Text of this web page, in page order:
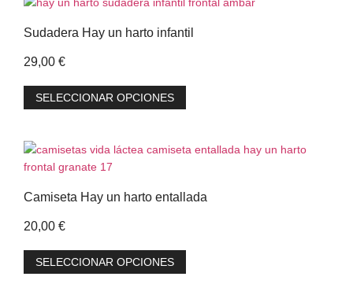
Sudadera Hay un harto infantil
29,00 €
SELECCIONAR OPCIONES
Camiseta Hay un harto entallada
20,00 €
SELECCIONAR OPCIONES